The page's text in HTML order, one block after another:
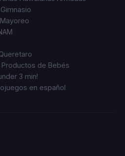
de Bebés
3 min!
en español